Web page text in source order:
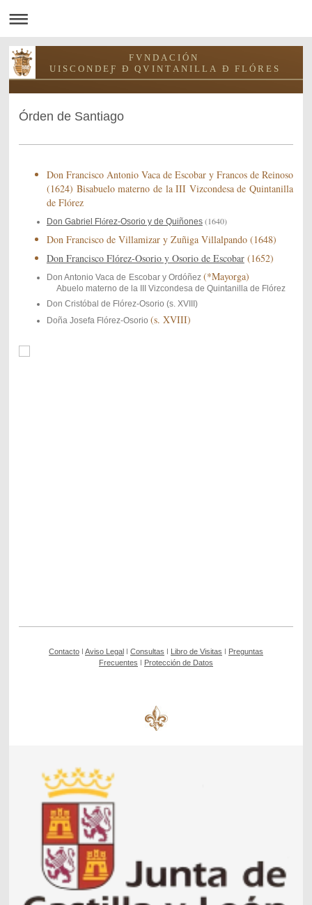
F V N D A C I Ó N
U I S C O N D E Ƒ Ð Q V I N T A N I L L A Ð F L Ó R E S
Órden de Santiago
Don Francisco Antonio Vaca de Escobar y Francos de Reinoso
(1624) Bisabuelo materno de la III Vizcondesa de Quintanilla
de Flórez
Don Gabriel Flórez-Osorio y de Quiñones (1640)
Don Francisco de Villamizar y Zuñiga Villalpando (1648)
Don Francisco Flórez-Osorio y Osorio de Escobar(1652)
Don Antonio Vaca de Escobar y Ordóñez(*Mayorga)
Abuelo materno de la III Vizcondesa de Quintanilla de Flórez
Don Cristóbal de Flórez-Osorio (s. XVIII)
Doña Josefa Flórez-Osorio (s. XVIII)
Contacto ǀ Aviso Legal ǀ Consultas ǀ Libro de Visitas ǀ Preguntas
Frecuentes ǀ Protección de Datos